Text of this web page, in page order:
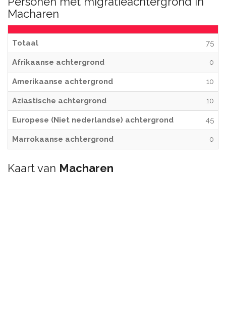
Macharen
Totaal 75
Afrikaanse achtergrond 0
Amerikaanse achtergrond 10
Aziastische achtergrond 10
Europese (Niet nederlandse) achtergrond 45
Marrokaanse achtergrond 0
Kaart van Macharen